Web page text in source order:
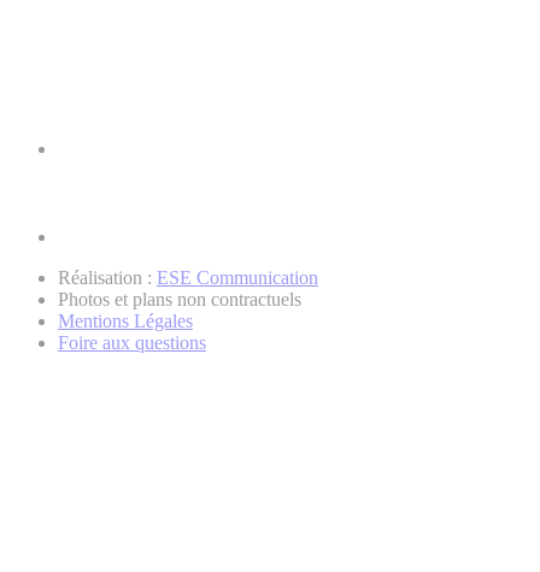
Réalisation : ESE Communication
Photos et plans non contractuels
Mentions Légales
Foire aux questions